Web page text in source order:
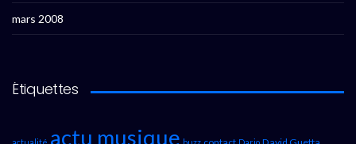
mars 2008
Étiquettes
actu musique